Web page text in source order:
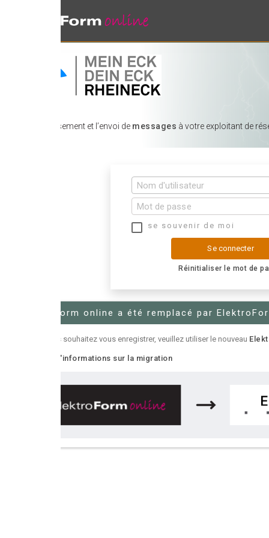
et l’envoi demessagesà votre exploitant de réseau
se souvenir de moi
Réinitialiser le mot de passe
online a été remplacé par ElektroForm online2
souhaitez vous enregistrer, veuillez utiliser le nouveauElektroForm online2.
sur la migration